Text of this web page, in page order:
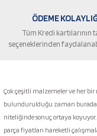
ÖDEME
Tüm Kredi kartılarının
seçeneklerinden
Çok çeşitli malzemeler ve her
bulundurulduğu zaman buradan
niteliğinde sonuç ortaya
parça fiyatları hareketli